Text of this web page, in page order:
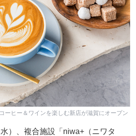
ーヒー＆ワインを楽しむ新店が滋賀にオープン
）、複合施設「niwa+（ニワタ